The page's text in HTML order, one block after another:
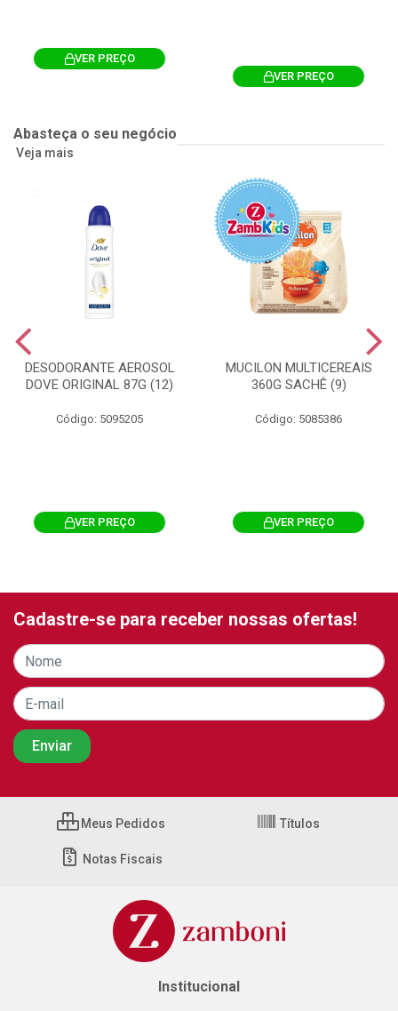
VER PREÇO
VER PREÇO
Abasteça o seu negócio
Veja mais
DESODORANTE AEROSOL
DOVE ORIGINAL 87G (12)
Código: 5095205
VER PREÇO
MUCILON MULTICEREAIS
360G SACHÊ (9)
Código: 5085386
VER PREÇO
Cadastre-se para receber nossas ofertas!
Meus Pedidos Títulos
Notas Fiscais
Institucional